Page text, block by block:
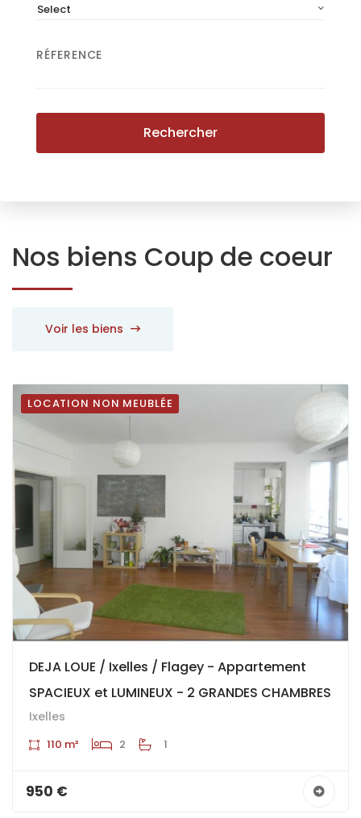
Select
RÉFERENCE
Rechercher
Nos biens Coup de coeur
Voir les biens
LOCATION NON MEUBLÉE
DEJA LOUE / Ixelles / Flagey - Appartement
SPACIEUX et LUMINEUX - 2 GRANDES CHAMBRES
Ixelles
110 m² 2 1
950 €